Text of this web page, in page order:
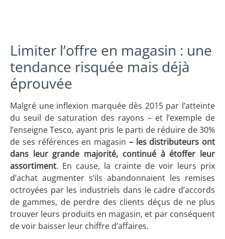
Limiter l’offre en magasin : une
tendance risquée mais déjà
éprouvée
Malgré une inflexion marquée dès 2015 par l’atteinte
du seuil de saturation des rayons – et l’exemple de
l’enseigne Tesco, ayant pris le parti de réduire de 30%
de ses références en magasin – les distributeurs ont
dans leur grande majorité, continué à étoffer leur
assortiment. En cause, la crainte de voir leurs prix
d’achat augmenter s’ils abandonnaient les remises
octroyées par les industriels dans le cadre d’accords
de gammes, de perdre des clients déçus de ne plus
trouver leurs produits en magasin, et par conséquent
de voir baisser leur chiffre d’affaires.